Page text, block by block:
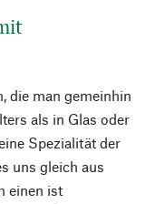
die man gemeinhin
als in Glas oder
Spezialität der
uns gleich aus
einen ist